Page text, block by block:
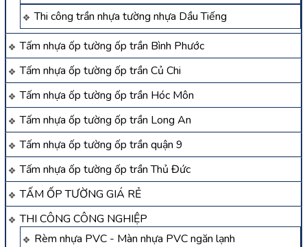
Thi công trần nhựa tường nhựa Dầu Tiếng
Tấm nhựa ốp tường ốp trần Bình Phước
Tấm nhựa ốp tường ốp trần Củ Chi
Tấm nhựa ốp tường ốp trần Hóc Môn
Tấm nhựa ốp tường ốp trần Long An
Tấm nhựa ốp tường ốp trần quận 9
Tấm nhựa ốp tường ốp trần Thủ Đức
TẤM ỐP TƯỜNG GIÁ RẺ
THI CÔNG CÔNG NGHIỆP
Rèm nhựa PVC - Màn nhựa PVC ngăn lạnh